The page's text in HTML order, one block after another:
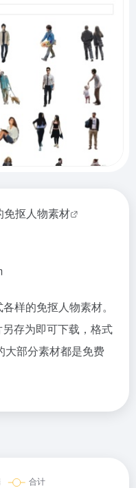
免抠人物素材
样的免抠人物素材。
存为即可下载，格式
大部分素材都是免费